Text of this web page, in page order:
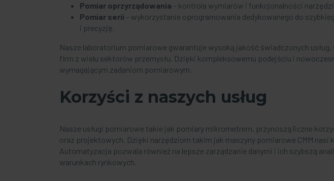
Pomiar oprzyrządowania – kontrola wymiarów i funkcjonalności
Pomiar serii – wykorzystanie oprogramowania dedykowanego do
i precyzję.
Nasze laboratorium pomiarowe gwarantuje wysoką jakość świadczonych
firm z wielu sektorów przemysłu. Dzięki kompleksowemu podejściu i
wymagającym zadaniom pomiarowym.
Korzyści z naszych usług
Nasze usługi pomiarowe takie jak pomiary mikrometrem, przynoszą liczne
oraz projektowych. Dzięki narzędziom takim jak maszyny pomiarowe CMM
Automatyzacja pozwala również na lepsze zarządzanie danymi i ich szybszą
warunkach rynkowych.